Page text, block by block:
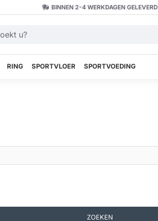
BINNEN 2-4 WERKDAGEN GELEVERD
RING SPORTVLOER SPORTVOEDING
ZOEKEN